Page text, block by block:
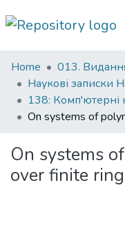
Communities
&
Collections
All of DSpace
Statistics
Home
013.
Наукові записки
138: Комп'ютерні
On systems
over finite